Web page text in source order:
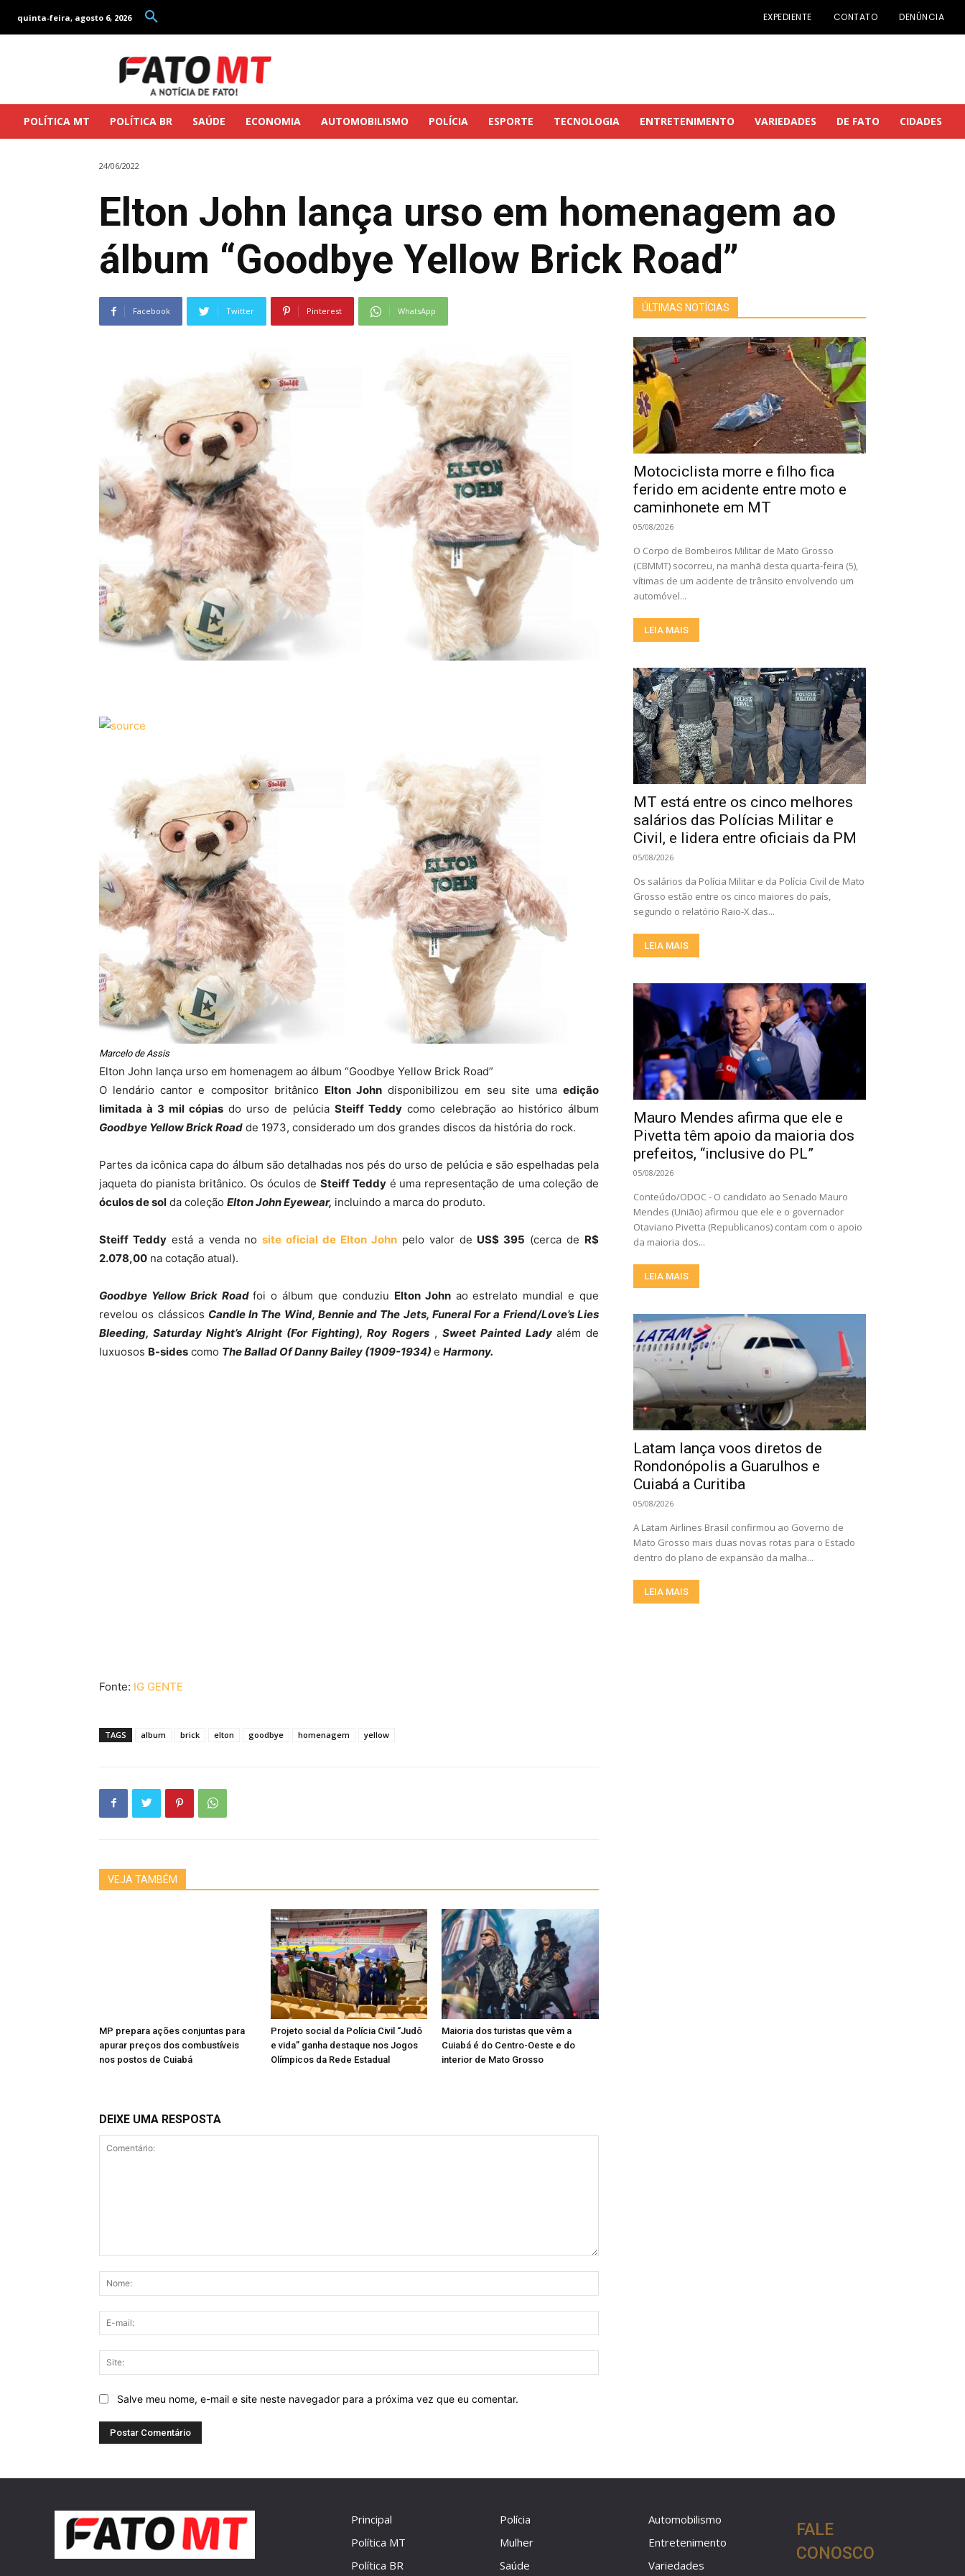
quinta-feira, agosto 6, 2026 EXPEDIENTE CONTATO DENÚNCIA
POLÍTICA MT POLÍTICA BR SAÚDE ECONOMIA AUTOMOBILISMO POLÍCIA ESPORTE TECNOLOGIA ENTRETENIMENTO VARIEDADES DE FATO CIDADES
24/06/2022
Elton John lança urso em homenagem ao
álbum “Goodbye Yellow Brick Road”
Facebook Twitter Pinterest WhatsApp
Marcelo de Assis
Elton John lança urso em homenagem ao álbum “Goodbye Yellow Brick Road”
O lendário cantor e compositor britânico Elton John disponibilizou em seu site umaedição
limitada à 3 mil cópias do urso de pelúcia Steiff Teddycomo celebração ao histórico álbum
Goodbye Yellow Brick Road de 1973, considerado um dos grandes discos da história do rock.
Partes da icônica capa do álbum são detalhadas nos pés do urso de pelúcia e são espelhadas pela
jaqueta do pianista britânico. Os óculos deSteiff Teddyé uma representação de uma coleção de
óculos de sol da coleção Elton John Eyewear, incluindo a marca do produto.
Steiff Teddyestá a venda nosite oficial de Elton John pelo valor de US$ 395 (cerca de R$
2.078,00 na cotação atual).
Goodbye Yellow Brick Road foi o álbum que conduziu Elton Johnao estrelato mundial e que
revelou os clássicos Candle In The Wind, Bennie and The Jets, Funeral For a Friend/Love’s Lies
Bleeding, Saturday Night’s Alright (For Fighting), Roy Rogers , Sweet Painted Lady além de
luxuosos B-sides como The Ballad Of Danny Bailey (1909-1934)e Harmony.
Fonte: IG GENTE
TAGS album brick elton goodbye homenagem yellow
VEJA TAMBÉM
MP prepara ações conjuntas para
apurar preços dos combustíveis
nos postos de Cuiabá
Projeto social da Polícia Civil “Judô
e vida” ganha destaque nos Jogos
Olímpicos da Rede Estadual
Maioria dos turistas que vêm a
Cuiabá é do Centro-Oeste e do
interior de Mato Grosso
DEIXE UMA RESPOSTA
mail:
Salve meu nome, e-mail e site neste navegador para a próxima vez que eu comentar.
ÚLTIMAS NOTÍCIAS
Motociclista morre e filho fica
ferido em acidente entre moto e
caminhonete em MT
05/08/2026
O Corpo de Bombeiros Militar de Mato Grosso
(CBMMT) socorreu, na manhã desta quarta-feira (5),
vítimas de um acidente de trânsito envolvendo um
automóvel...
LEIA MAIS
MT está entre os cinco melhores
salários das Polícias Militar e
Civil, e lidera entre oficiais da PM
05/08/2026
Os salários da Polícia Militar e da Polícia Civil de Mato
Grosso estão entre os cinco maiores do país,
segundo o relatório Raio-X das...
LEIA MAIS
Mauro Mendes afirma que ele e
Pivetta têm apoio da maioria dos
prefeitos, “inclusive do PL”
05/08/2026
Conteúdo/ODOC - O candidato ao Senado Mauro
Mendes (União) afirmou que ele e o governador
Otaviano Pivetta (Republicanos) contam com o apoio
da maioria dos...
LEIA MAIS
Latam lança voos diretos de
Rondonópolis a Guarulhos e
Cuiabá a Curitiba
05/08/2026
A Latam Airlines Brasil confirmou ao Governo de
Mato Grosso mais duas novas rotas para o Estado
dentro do plano de expansão da malha...
LEIA MAIS
Principal
Política MT
Política BR
Polícia
Mulher
Saúde
Automobilismo
Entretenimento
Variedades
FALE
CONOSCO